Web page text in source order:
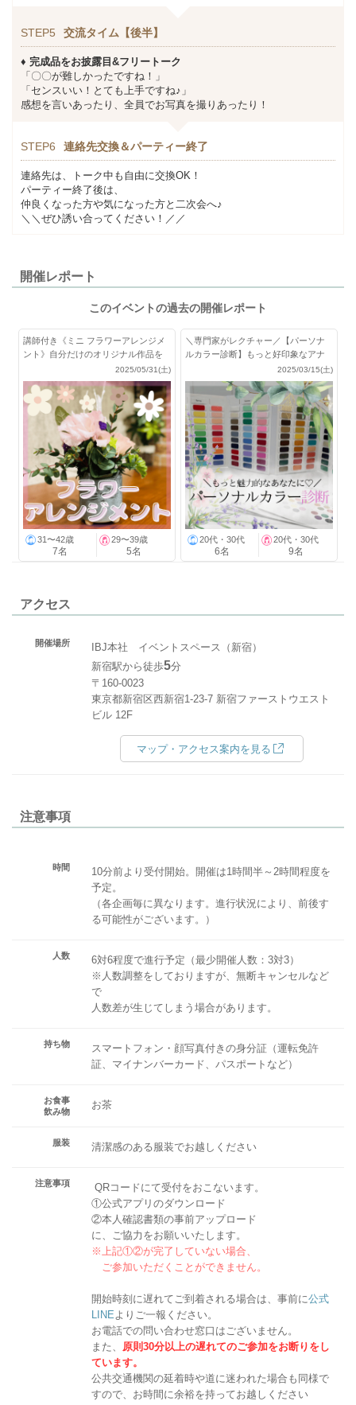
STEP5 交流タイム【後半】
♦ 完成品をお披露目&フリートーク
「〇〇が難しかったですね！」
「センスいい！とても上手ですね♪」
感想を言いあったり、全員でお写真を撮りあったり！
STEP6 連絡先交換＆パーティー終了
連絡先は、トーク中も自由に交換OK！
パーティー終了後は、
仲良くなった方や気になった方と二次会へ♪
＼＼ぜひ誘い合ってください！／／
開催レポート
このイベントの過去の開催レポート
講師付き《ミニ フラワーアレンジメ
ント》自分だけのオリジナル作品を
2025/05/31(土)
31〜42歳
7名
29〜39歳
5名
＼専門家がレクチャー／【パーソナ
ルカラー診断】もっと好印象なアナ
2025/03/15(土)
20代・30代
6名
20代・30代
9名
アクセス
開催場所
IBJ本社 イベントスペース（新宿）
新宿駅から徒歩5分
〒160-0023
東京都新宿区西新宿1-23-7 新宿ファーストウエスト
ビル 12F
マップ・アクセス案内を見る
注意事項
時間
10分前より受付開始。開催は1時間半～2時間程度を
予定。
（各企画毎に異なります。進行状況により、前後す
る可能性がございます。）
人数
6対6程度で進行予定（最少開催人数：3対3）
※人数調整をしておりますが、無断キャンセルなど
で
人数差が生じてしまう場合があります。
持ち物
スマートフォン・顔写真付きの身分証（運転免許
証、マイナンバーカード、パスポートなど）
お食事
飲み物
お茶
服装 清潔感のある服装でお越しください
注意事項
QRコードにて受付をおこないます。
①公式アプリのダウンロード
②本人確認書類の事前アップロード
に、ご協力をお願いいたします。
※上記①②が完了していない場合、
ご参加いただくことができません。
開始時刻に遅れてご到着される場合は、事前に公式
LINE よりご一報ください。
お電話での問い合わせ窓口はございません。
また、 原則30分以上の遅れてのご参加をお断りをし
ています。
公共交通機関の延着時や道に迷われた場合も同様で
すので、お時間に余裕を持ってお越しください